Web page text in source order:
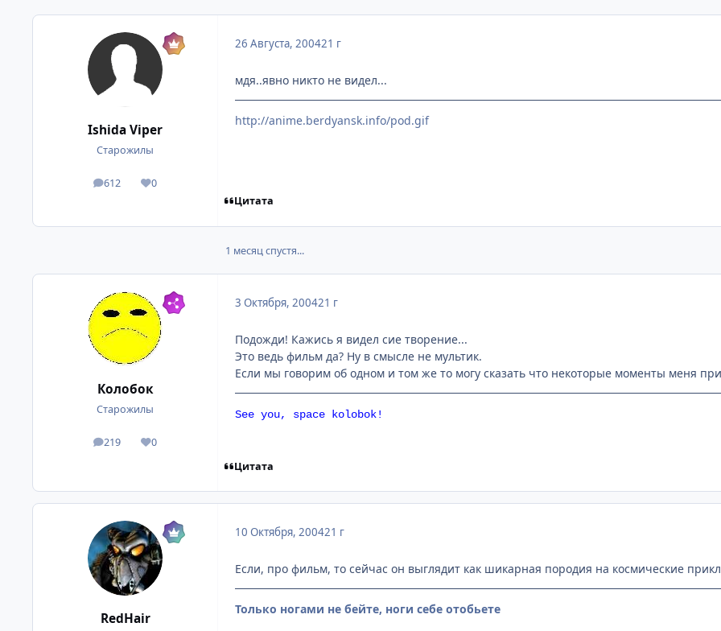
Ishida Viper
Старожилы
612
посты 0
Репутация
26 Августа, 200421 г
мдя..явно никто не видел...
http://anime.berdyansk.info/pod.gif
Цитата
1 месяц спустя...
Колобок
Старожилы
219
посты 0
Репутация
3 Октября, 200421 г
Подожди! Кажись я видел сие творение...
Это ведь фильм да? Ну в смысле не мультик.
Если мы говорим об одном и том же то могу сказать что некоторые моменты меня
See you, space kolobok!
Цитата
RedHair
10 Октября, 200421 г
Если, про фильм, то сейчас он выглядит как шикарная породия на космические
Только ногами не бейте, ноги себе отобьете